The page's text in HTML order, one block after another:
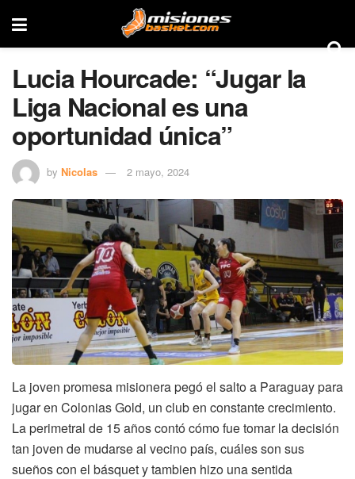
Lucia Hourcade: “Jugar la
Liga Nacional es una
oportunidad única”
by Nicolas 2 mayo, 2024
La joven promesa misionera pegó el salto a Paraguay para
jugar en Colonias Gold, un club en constante crecimiento.
La perimetral de 15 años contó cómo fue tomar la decisión
tan joven de mudarse al vecino país, cuáles son sus
sueños con el básquet y tambien hizo una sentida